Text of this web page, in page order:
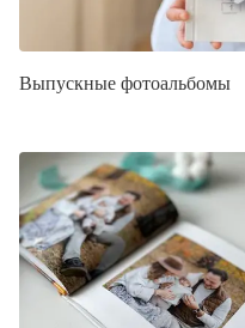
Выпускные фотоальбомы